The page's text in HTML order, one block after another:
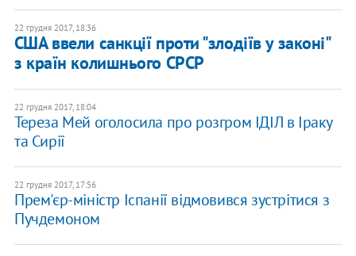
22 грудня 2017, 18:36
США ввели санкції проти "злодіїв у законі"
з країн колишнього СРСР
22 грудня 2017, 18:04
Тереза Мей оголосила про розгром ІДІЛ в Іраку
та Сирії
22 грудня 2017, 17:56
Прем'єр-міністр Іспанії відмовився зустрітися з
Пучдемоном